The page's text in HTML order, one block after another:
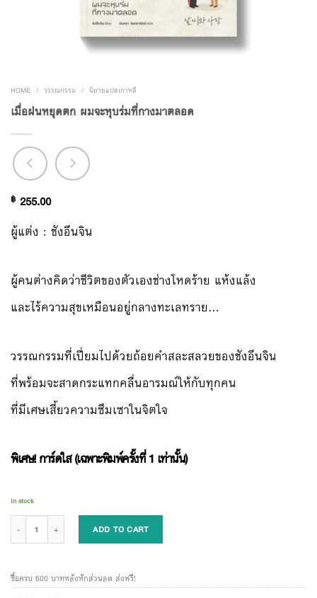
HOME / วรรณกรรม / นิยายแปลเกาหลี
เมื่อฝนหยุดตก ผมจะหุบร่มที่กางมาตลอด
฿ 255.00
ผู้แต่ง : ชังอึนจิน
ผู้คนต่างคิดว่าชีวิตของตัวเองช่างโหดร้าย แห้งแล้ง
และไร้ความสุขเหมือนอยู่กลางทะเลทราย…
วรรณกรรมที่เปี่ยมไปด้วยถ้อยคำสละสลวยของชังอึนจิน
ที่พร้อมจะสาดกระแทกคลื่นอารมณ์ให้กับทุกคน
ที่มีเศษเสี้ยวความซึมเซาในจิตใจ
พิเศษ! การ์ดใส (เฉพาะพิมพ์ครั้งที่ 1 เท่านั้น)
In stock
ADD TO CART
ซื้อครบ 600 บาทหลังหักส่วนลด ส่งฟรี!